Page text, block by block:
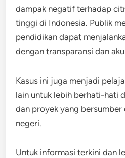
dampak negatif terhadap
tinggi di Indonesia. Publik
pendidikan dapat
dengan transparansi dan
Kasus ini juga menjadi
lain untuk lebih berhati-hati
dan proyek yang
negeri.
Untuk informasi terkini dan